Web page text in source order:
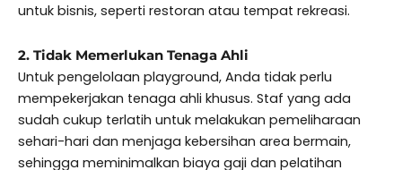
untuk bisnis, seperti restoran atau tempat rekreasi.
2. Tidak Memerlukan Tenaga Ahli
Untuk pengelolaan playground, Anda tidak perlu
mempekerjakan tenaga ahli khusus. Staf yang ada
sudah cukup terlatih untuk melakukan pemeliharaan
sehari-hari dan menjaga kebersihan area bermain,
sehingga meminimalkan biaya gaji dan pelatihan